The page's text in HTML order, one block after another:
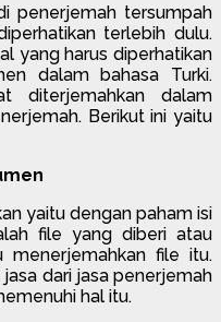
penerjemah tersumpah
terlebih dulu.
yang harus diperhatikan
dalam bahasa Turki.
diterjemahkan dalam
Berikut ini yaitu
yaitu dengan paham isi
file yang diberi atau
file itu.
dari jasa penerjemah
hal itu.